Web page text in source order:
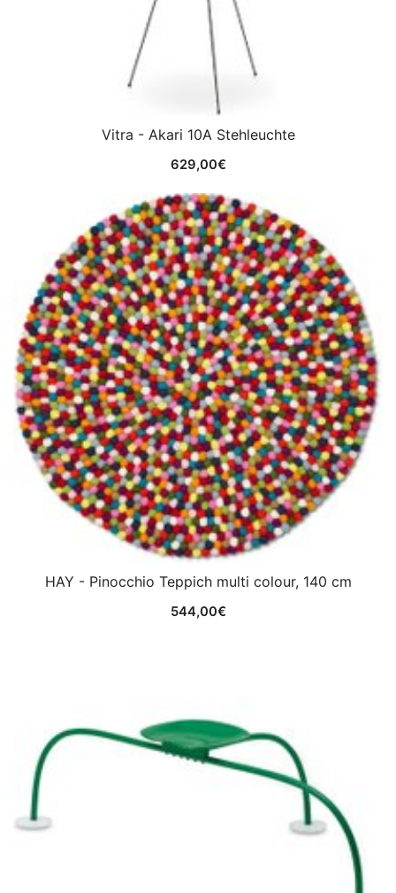
Vitra - Akari 10A Stehleuchte
629,00€
HAY - Pinocchio Teppich multi colour, 140 cm
544,00€